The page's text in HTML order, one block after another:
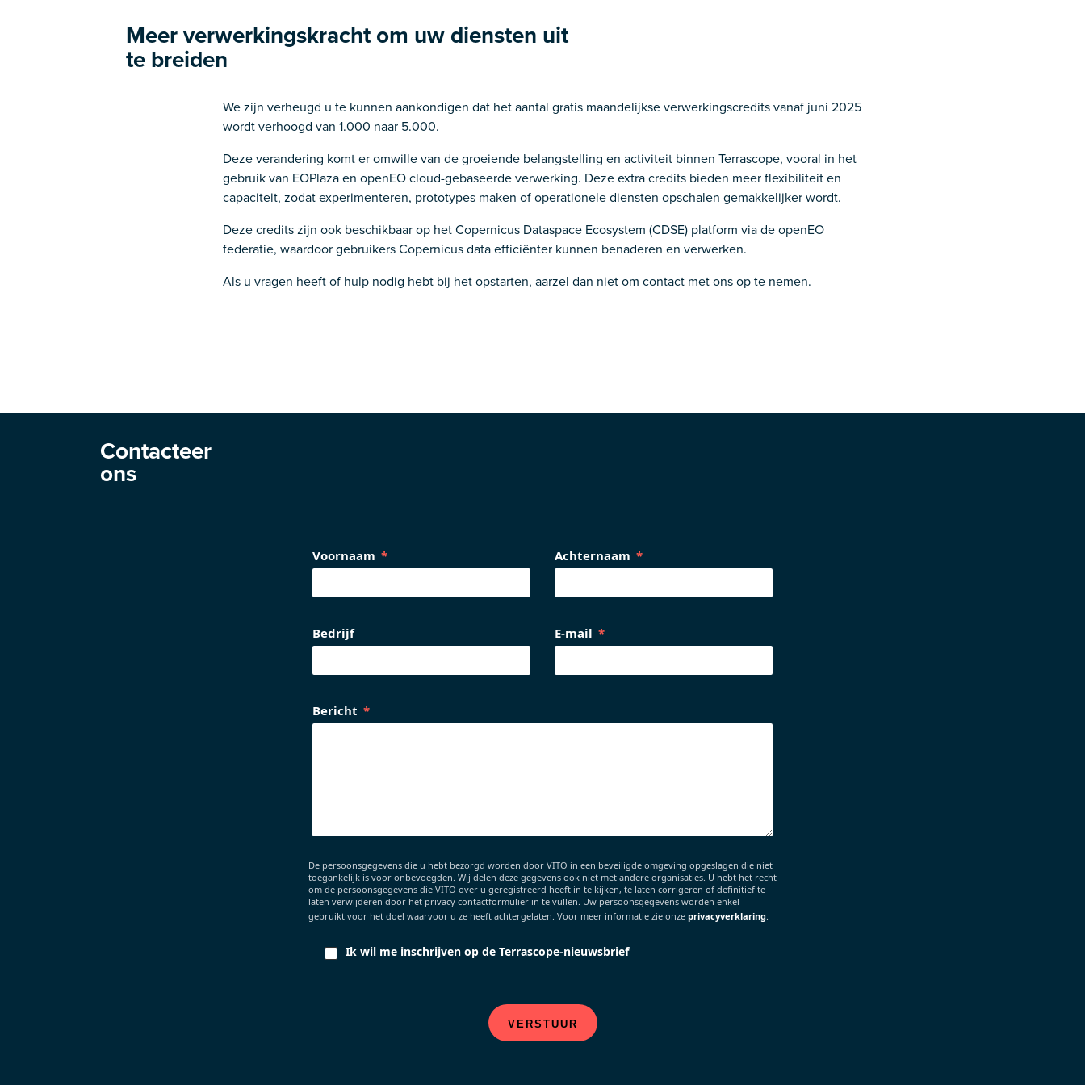
Meer verwerkingskracht om uw diensten uit
te breiden
We zijn verheugd u te kunnen aankondigen dat het aantal gratis maandelijkse verwerkingscredits vanaf juni 2025
wordt verhoogd van 1.000 naar 5.000.
Deze verandering komt er omwille van de groeiende belangstelling en activiteit binnen Terrascope, vooral in het
gebruik van EOPlaza en openEO cloud-gebaseerde verwerking. Deze extra credits bieden meer flexibiliteit en
capaciteit, zodat experimenteren, prototypes maken of operationele diensten opschalen gemakkelijker wordt.
Deze credits zijn ook beschikbaar op het Copernicus Dataspace Ecosystem (CDSE) platform via de openEO
federatie, waardoor gebruikers Copernicus data efficiënter kunnen benaderen en verwerken.
Als u vragen heeft of hulp nodig hebt bij het opstarten, aarzel dan niet om contact met ons op te nemen.
Contacteer
ons
Voornaam Achternaam
Bedrijf E-mail
Bericht
De persoonsgegevens die u hebt bezorgd worden door VITO in een beveiligde omgeving opgeslagen die niet
toegankelijk is voor onbevoegden. Wij delen deze gegevens ook niet met andere organisaties. U hebt het recht
om de persoonsgegevens die VITO over u geregistreerd heeft in te kijken, te laten corrigeren of definitief te
laten verwijderen door het privacy contactformulier in te vullen. Uw persoonsgegevens worden enkel
gebruikt voor het doel waarvoor u ze heeft achtergelaten. Voor meer informatie zie onze privacyverklaring.
Ik wil me inschrijven op de Terrascope-nieuwsbrief
VERSTUUR